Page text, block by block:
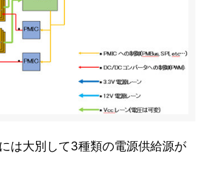
は大別して3種類の電源供給源が